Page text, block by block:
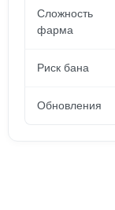
Сложность
фарма
Риск бана
Обновления